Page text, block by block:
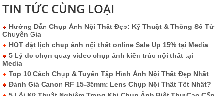
TIN TỨC CÙNG LOẠI
Hướng Dẫn Chụp Ảnh Nội Thất Đẹp: Kỹ Thuật & Thông Số Từ
Chuyên Gia
HOT đặt lịch chụp ảnh nội thất online Sale Up 15% tại Media
5 Lý do chọn quay video chụp ảnh kiến trúc nội thất tại
Media
Top 10 Cách Chụp & Tuyển Tập Hình Ảnh Nội Thất Đẹp Nhất
Đánh Giá Canon RF 15-35mm: Lens Chụp Nội Thất Tốt Nhất?